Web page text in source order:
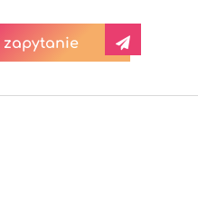
zapytanie